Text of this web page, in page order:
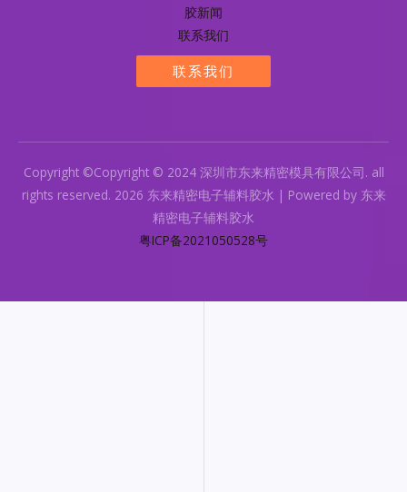
胶新闻
联系我们
联系我们
Copyright ©Copyright © 2024 深圳市东来精密模具有限公司. all
rights reserved. 2026 东来精密电子辅料胶水 | Powered by 东来
精密电子辅料胶水
粤ICP备2021050528号